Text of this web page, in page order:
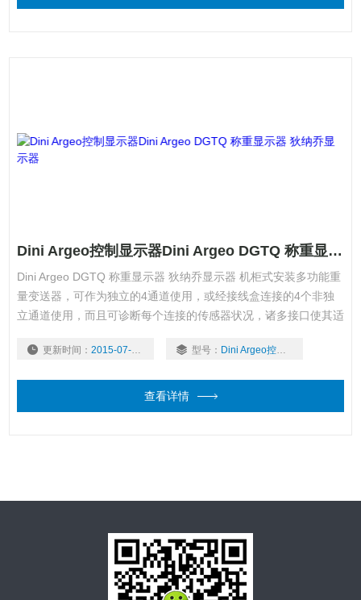
Dini Argeo控制显示器Dini Argeo DGTQ 称重显示器 狄纳乔显示器
Dini Argeo DGTQ 称重显示器 狄纳乔显示器 机柜式安装多功能重
量变送器，可作为独立的4通道使用，或经接线盒连接的4个非独
立通道使用，而且可诊断每个连接的传感器状况，诸多接口使其适
45501）。 ：郭
更新时间： 2015-07-09 型号： Dini Argeo控制显示器
查看详情